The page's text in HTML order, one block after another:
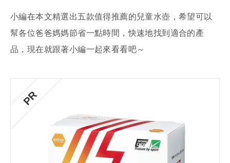
小編在本文精選出五款值得推薦的兒童水壺，希望可以
幫各位爸爸媽媽節省一點時間，快速地找到適合的產
品，現在就跟著小編一起來看看吧～
PR